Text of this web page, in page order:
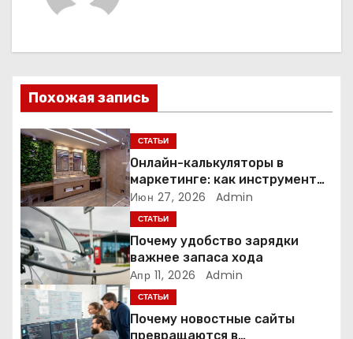
ц
и
я
п
о
з
а
п
и
Похожая запись
СТАТЬИ
Онлайн-калькуляторы в
маркетинге: как инструмент
расчёта стоимости
превращает посетителя в
клиента
Июн 27, 2026 Admin
СТАТЬИ
Почему удобство зарядки
важнее запаса хода
Апр 11, 2026 Admin
СТАТЬИ
Почему новостные сайты
превращаются в